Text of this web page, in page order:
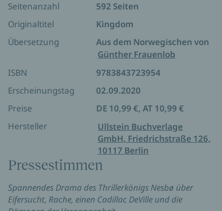
Seitenanzahl
592 Seiten
Originaltitel
Kingdom
Übersetzung
Aus dem Norwegischen von
Günther Frauenlob
ISBN
9783843723954
Erscheinungstag
02.09.2020
Preise
DE 10,99 €, AT 10,99 €
Hersteller
Ullstein Buchverlage
GmbH, Friedrichstraße 126,
10117 Berlin
Pressestimmen
Spannendes Drama des Thrillerkönigs Nesbø über
Eifersucht, Rache, einen Cadillac DeVille und die